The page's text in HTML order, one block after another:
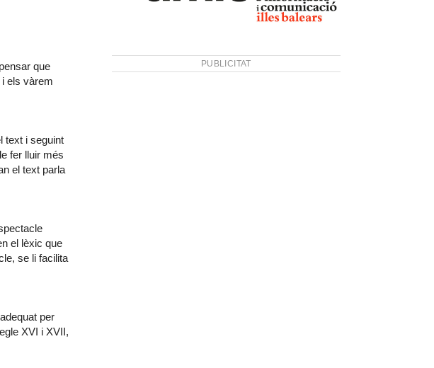
que
i els vàrem
text i seguint
fer lluir més
el text parla
el lèxic que
se li facilita
per
XVI i XVII,
PUBLICITAT